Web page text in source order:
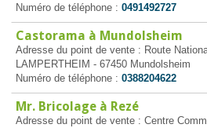
Numéro de téléphone : 0491492727
Castorama à Mundolsheim
Adresse du point de vente : Route
LAMPERTHEIM - 67450 Mundolsheim
Numéro de téléphone : 0388204622
Mr. Bricolage à Rezé
Adresse du point de vente : Centre